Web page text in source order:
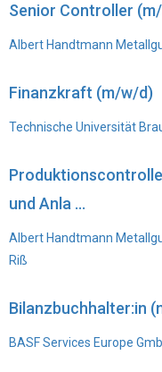
Senior Controller
Albert Handtmann
Finanzkraft (m/w/d)
Technische Universität
und Anla ...
Albert Handtmann
Riß
Bilanzbuchhalter:in
BASF Services Europe